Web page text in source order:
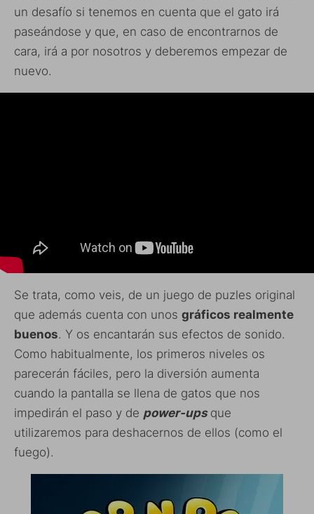
un desafío si tenemos en cuenta que el gato irá
paseándose y que, en caso de encontrarnos de
cara, irá a por nosotros y deberemos empezar de
nuevo.
Se trata, como veis, de un juego de puzles original
que además cuenta con unos gráficos realmente
buenos. Y os encantarán sus efectos de sonido.
Como habitualmente, los primeros niveles os
parecerán fáciles, pero la diversión aumenta
cuando la pantalla se llena de gatos que nos
impedirán el paso y de power-ups que
utilizaremos para deshacernos de ellos (como el
fuego).